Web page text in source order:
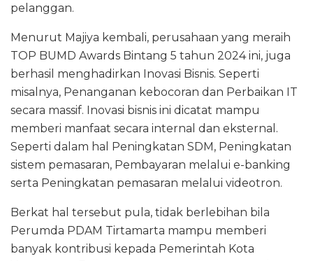
pelanggan.
Menurut Majiya kembali, perusahaan yang meraih
TOP BUMD Awards Bintang 5 tahun 2024 ini, juga
berhasil menghadirkan Inovasi Bisnis. Seperti
misalnya, Penanganan kebocoran dan Perbaikan IT
secara massif. Inovasi bisnis ini dicatat mampu
memberi manfaat secara internal dan eksternal.
Seperti dalam hal Peningkatan SDM, Peningkatan
sistem pemasaran, Pembayaran melalui e-banking
serta Peningkatan pemasaran melalui videotron.
Berkat hal tersebut pula, tidak berlebihan bila
Perumda PDAM Tirtamarta mampu memberi
banyak kontribusi kepada Pemerintah Kota